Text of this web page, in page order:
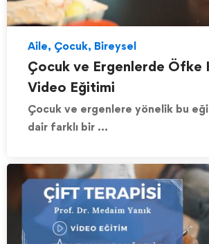
Aile, Çocuk, Bireysel
Çocuk ve Ergenlerde Öfke
Video Eğitimi
Çocuk ve ergenlere yönelik bu
dair farklı bir …